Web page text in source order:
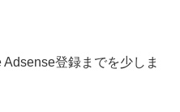
登録までを少しま